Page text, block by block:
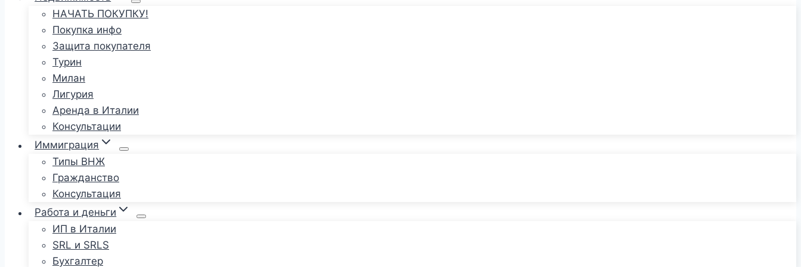
НАЧАТЬ ПОКУПКУ!
Покупка инфо
Защита покупателя
Турин
Милан
Лигурия
Аренда в Италии
Консультации
Иммиграция
Типы ВНЖ
Гражданство
Консультация
Работа и деньги
ИП в Италии
SRL и SRLS
Бухгалтер